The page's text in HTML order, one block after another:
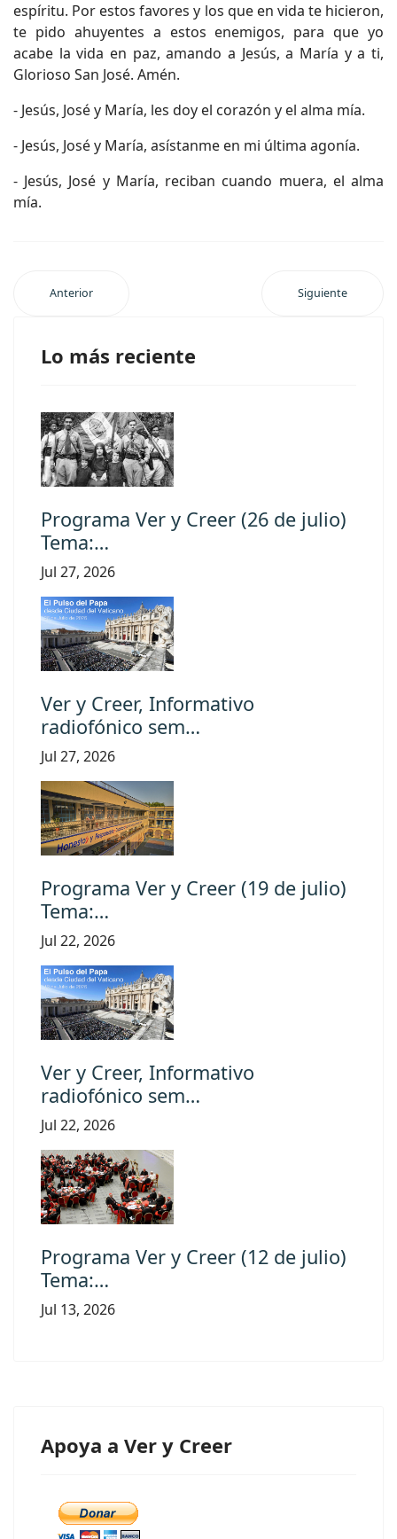
espíritu. Por estos favores y los que en vida te hicieron,
te pido ahuyentes a estos enemigos, para que yo
acabe la vida en paz, amando a Jesús, a María y a ti,
Glorioso San José. Amén.
- Jesús, José y María, les doy el corazón y el alma mía.
- Jesús, José y María, asístanme en mi última agonía.
- Jesús, José y María, reciban cuando muera, el alma
mía.
Anterior Siguiente
Lo más reciente
Programa Ver y Creer (26 de julio)
Tema:…
Jul 27, 2026
Ver y Creer, Informativo
radiofónico sem…
Jul 27, 2026
Programa Ver y Creer (19 de julio)
Tema:…
Jul 22, 2026
Ver y Creer, Informativo
radiofónico sem…
Jul 22, 2026
Programa Ver y Creer (12 de julio)
Tema:…
Jul 13, 2026
Apoya a Ver y Creer